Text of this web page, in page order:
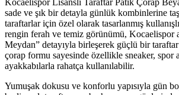
sade ve şık bir detayla günlük kombinlerine
taraftarlar için özel olarak tasarlanmış
rengin ferah ve temiz görünümü, Kocaelispor
Meydan” detayıyla birleşerek güçlü bir
çorap formu sayesinde özellikle sneaker, spor
ayakkabılarla rahatça kullanılabilir.
Yumuşak dokusu ve konforlu yapısıyla gün